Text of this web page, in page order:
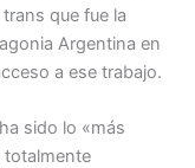
que fue la
Argentina en
a ese trabajo.
sido lo «más
totalmente